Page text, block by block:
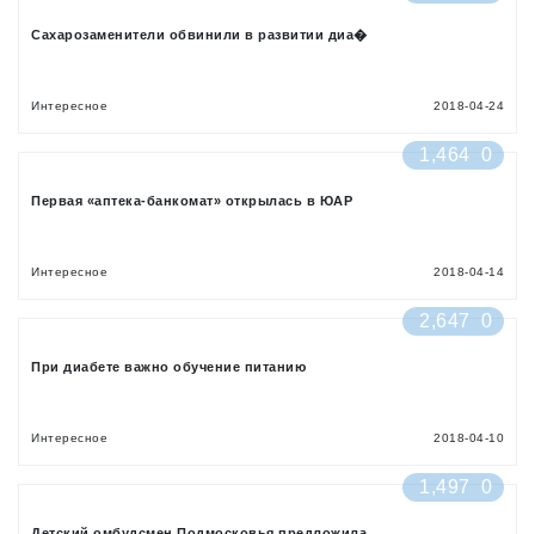
Сахарозаменители обвинили в развитии диа�
Интересное 2018-04-24
1,464 0
Первая «аптека-банкомат» открылась в ЮАР
Интересное 2018-04-14
2,647 0
При диабете важно обучение питанию
Интересное 2018-04-10
1,497 0